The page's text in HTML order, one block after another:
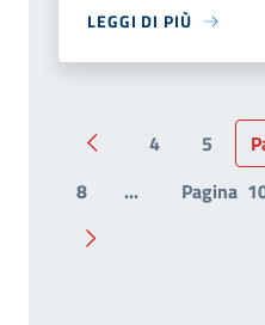
LEGGI DI PIÙ
Pagina precedente
4 5
8
... Pagina
Pagina successiva